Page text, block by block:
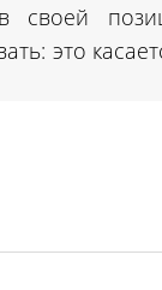
своей
это